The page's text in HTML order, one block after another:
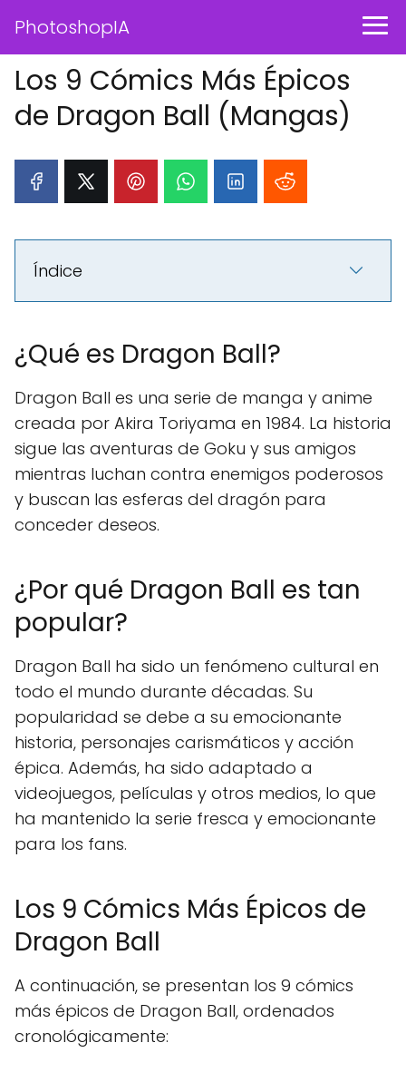
PhotoshopIA
Los 9 Cómics Más Épicos
de Dragon Ball (Mangas)
Índice
¿Qué es Dragon Ball?
Dragon Ball es una serie de manga y anime
creada por Akira Toriyama en 1984. La historia
sigue las aventuras de Goku y sus amigos
mientras luchan contra enemigos poderosos
y buscan las esferas del dragón para
conceder deseos.
¿Por qué Dragon Ball es tan
popular?
Dragon Ball ha sido un fenómeno cultural en
todo el mundo durante décadas. Su
popularidad se debe a su emocionante
historia, personajes carismáticos y acción
épica. Además, ha sido adaptado a
videojuegos, películas y otros medios, lo que
ha mantenido la serie fresca y emocionante
para los fans.
Los 9 Cómics Más Épicos de
Dragon Ball
A continuación, se presentan los 9 cómics
más épicos de Dragon Ball, ordenados
cronológicamente: